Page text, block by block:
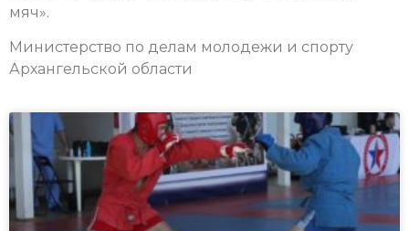
мяч».
Министерство по делам молодежи и спорту
Архангельской области